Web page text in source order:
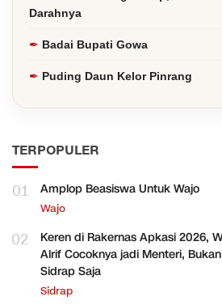
Darahnya
Badai Bupati Gowa
Puding Daun Kelor Pinrang
TERPOPULER
01 Amplop Beasiswa Untuk Wajo
Wajo
02
Keren di Rakernas Apkasi 2026,
Alrif Cocoknya jadi Menteri,
Sidrap Saja
Sidrap